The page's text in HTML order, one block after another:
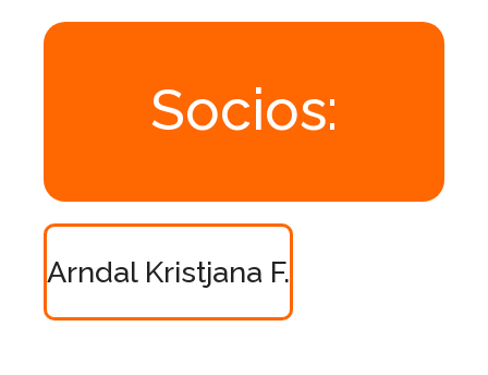
Socios:
Arndal Kristjana F.